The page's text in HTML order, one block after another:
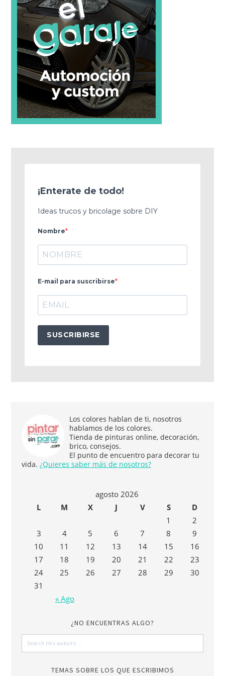
¡Enterate de todo!
Ideas trucos y bricolage sobre DIY
Nombre
E-mail para suscribirse
SUSCRIBIRSE
Los colores hablan de ti, nosotros
hablamos de los colores.
Tienda de pinturas online, decoración,
brico, consejos.
El punto de encuentro para decorar tu
vida. ¿Quieres saber más de nosotros?
agosto 2026
L
M X J V S D
« Ago
1
2
3
4 5 6 7 8
9
10
11 12 13 14 15
16
17
18 19 20 21 22
23
24
25 26 27 28 29
30
31
¿NO ENCUENTRAS ALGO?
TEMAS SOBRE LOS QUE ESCRIBIMOS